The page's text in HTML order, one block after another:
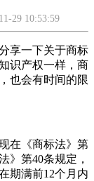
29 10:53:59
享一下关于商标
识产权一样，商
也会有时间的限
在《商标法》第
》第40条规定，
期满前12个月内